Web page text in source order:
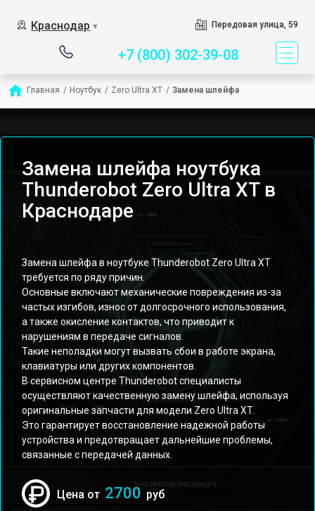
Краснодар ▼ Передовая улица, 59
+7 (800) 302-39-08
Главная / Ноутбук / Zero Ultra XT / Замена шлейфа
Замена шлейфа ноутбука
Thunderobot Zero Ultra XT в
Краснодаре
Замена шлейфа в ноутбуке Thunderobot Zero Ultra XT
требуется по ряду причин.
Основные включают механические повреждения из-за
частых изгибов, износ от долгосрочного использования,
а также окисление контактов, что приводит к
нарушениям в передаче сигналов.
Такие неполадки могут вызвать сбои в работе экрана,
клавиатуры или других компонентов.
В сервисном центре Thunderobot специалисты
осуществляют качественную замену шлейфа, используя
оригинальные запчасти для модели Zero Ultra XT.
Это гарантирует восстановление надежной работы
устройства и предотвращает дальнейшие проблемы,
связанные с передачей данных.
Цена от 2700 руб